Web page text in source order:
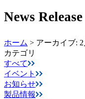
News Release
ホーム > アーカイブ: 2
カテゴリ
すべて
イベント
お知らせ
製品情報